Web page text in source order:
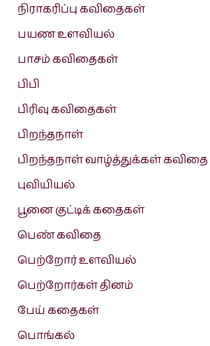
நிராகரிப்பு கவிதைகள்
பயண உளவியல்
பாசம் கவிதைகள்
பிபி
பிரிவு கவிதைகள்
பிறந்தநாள்
பிறந்தநாள் வாழ்த்துக்கள் கவிதை
புவியியல்
பூனை குட்டிக் கதைகள்
பெண் கவிதை
பெற்றோர் உளவியல்
பெற்றோர்கள் தினம்
பேய் கதைகள்
பொங்கல்